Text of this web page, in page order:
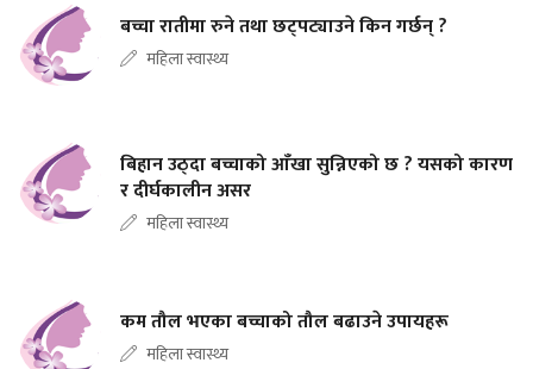
बच्चा रातीमा रुने तथा छट्पट्याउने किन गर्छन् ?
महिला स्वास्थ्य
बिहान उठ्दा बच्चाको आँखा सुन्निएको छ ? यसको कारण
र दीर्घकालीन असर
महिला स्वास्थ्य
कम तौल भएका बच्चाको तौल बढाउने उपायहरू
महिला स्वास्थ्य